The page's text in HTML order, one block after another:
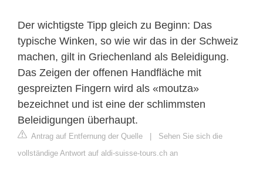
Der wichtigste Tipp gleich zu Beginn: Das
typische Winken, so wie wir das in der Schweiz
machen, gilt in Griechenland als Beleidigung.
Das Zeigen der offenen Handfläche mit
gespreizten Fingern wird als «moutza»
bezeichnet und ist eine der schlimmsten
Beleidigungen überhaupt.
Antrag auf Entfernung der Quelle | Sehen Sie sich die
vollständige Antwort auf aldi-suisse-tours.ch an